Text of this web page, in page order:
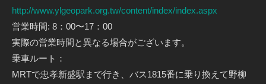
http://www.ylgeopark.org.tw/content/index/index.aspx
営業時間: 8：00〜17：00
実際の営業時間と異なる場合がございます。
乗車ルート：
MRTで忠孝新盛駅まで行き、バス1815番に乗り換えて野柳